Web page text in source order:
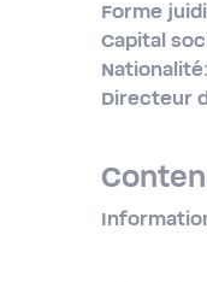
Forme
Capital
Directeur